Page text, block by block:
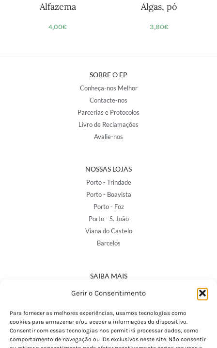
Gerir o Consentimento
Para fornecer as melhores experiências, usamos tecnologias como
cookies para armazenar e/ou aceder a informações do dispositivo.
Consentir com essas tecnologias nos permitirá processar dados, como
comportamento de navegação ou IDs exclusivos neste site. Não consentir
Alfazema
4,00€
Algas, pó
3,80€
SOBRE O EP
Conheça-nos Melhor
Contacte-nos
Parcerias e Protocolos
Livro de Reclamações
Avalie-nos
NOSSAS LOJAS
Porto - Trindade
Porto - Boavista
Porto - Foz
Porto - S. João
Viana do Castelo
Barcelos
SAIBA MAIS
Política de Privacidade
Termos e Condições
Perguntas Frequentes
Custos de Envio